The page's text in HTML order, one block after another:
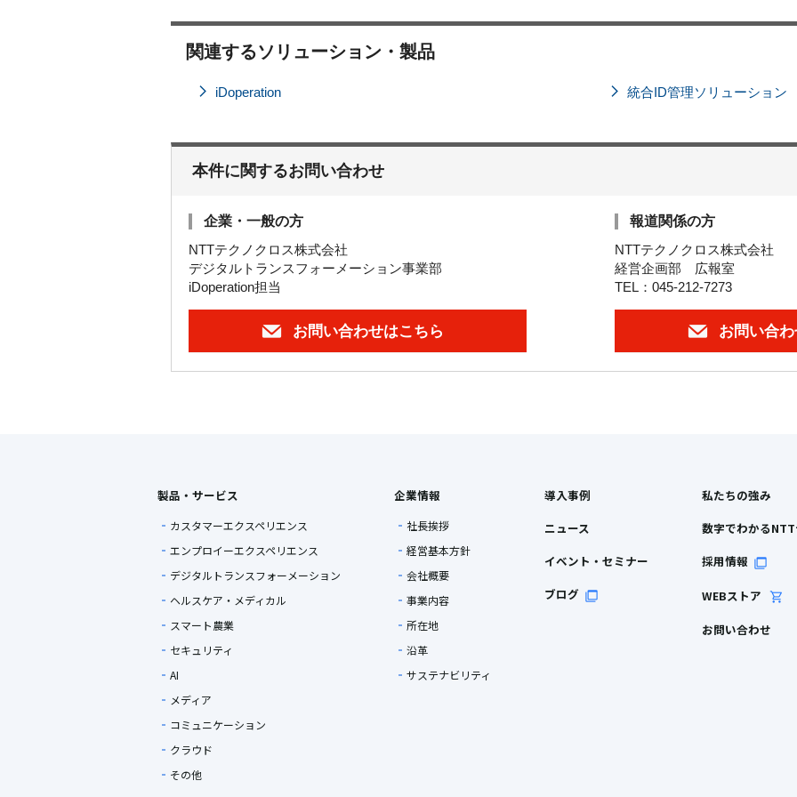
関連するソリューション・製品
iDoperation 統合ID管理ソリューション
本件に関するお問い合わせ
企業・一般の方
NTTテクノクロス株式会社
デジタルトランスフォーメーション事業部
iDoperation担当
お問い合わせはこちら
報道関係の方
NTTテクノクロス株式会社
経営企画部 広報室
TEL：045-212-7273
お問い合
製品・サービス
カスタマーエクスペリエンス
エンプロイーエクスペリエンス
デジタルトランスフォーメーション
ヘルスケア・メディカル
スマート農業
セキュリティ
AI
メディア
コミュニケーション
クラウド
その他
企業情報
社長挨拶
経営基本方針
会社概要
事業内容
所在地
沿革
サステナビリティ
導入事例
ニュース
イベント・セミナー
ブログ
私たちの強み
数字でわかる
採用情報
WEBストア
お問い合わせ